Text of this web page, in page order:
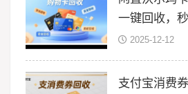
一键回收，
2025-12-12
支付宝消费